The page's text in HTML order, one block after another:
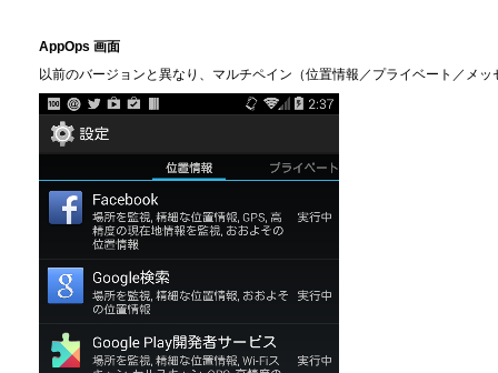
AppOps 画面
以前のバージョンと異なり、マルチペイン（位置情報／プライベート／メ